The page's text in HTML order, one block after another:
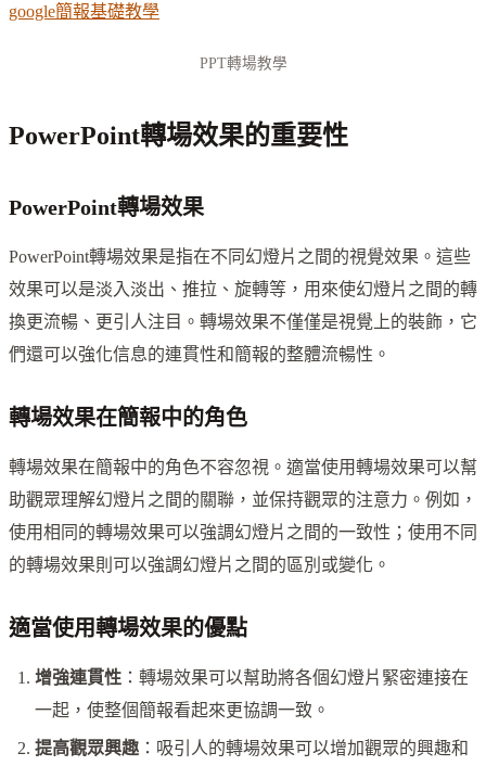
google簡報基礎教學
PPT轉場教學
PowerPoint轉場效果的重要性
PowerPoint轉場效果
PowerPoint轉場效果是指在不同幻燈片之間的視覺效果。這些
效果可以是淡入淡出、推拉、旋轉等，用來使幻燈片之間的轉
換更流暢、更引人注目。轉場效果不僅僅是視覺上的裝飾，它
們還可以強化信息的連貫性和簡報的整體流暢性。
轉場效果在簡報中的角色
轉場效果在簡報中的角色不容忽視。適當使用轉場效果可以幫
助觀眾理解幻燈片之間的關聯，並保持觀眾的注意力。例如，
使用相同的轉場效果可以強調幻燈片之間的一致性；使用不同
的轉場效果則可以強調幻燈片之間的區別或變化。
適當使用轉場效果的優點
增強連貫性 ：轉場效果可以幫助將各個幻燈片緊密連接在
一起，使整個簡報看起來更協調一致。
提高觀眾興趣：吸引人的轉場效果可以增加觀眾的興趣和